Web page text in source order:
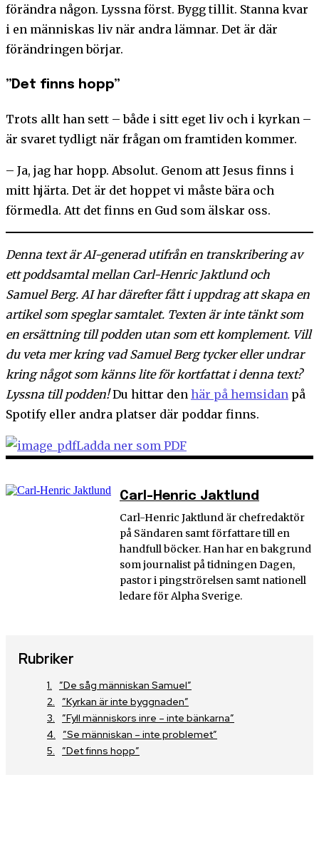
förändra någon. Lyssna först. Bygg tillit. Stanna kvar
i en människas liv när andra lämnar. Det är där
förändringen börjar.
”Det finns hopp”
Trots allt han sett – både i sitt eget liv och i kyrkan –
är svaret tydligt när frågan om framtiden kommer.
– Ja, jag har hopp. Absolut. Genom att Jesus finns i
mitt hjärta. Det är det hoppet vi måste bära och
förmedla. Att det finns en Gud som älskar oss.
Denna text är AI-generad utifrån en transkribering av
ett poddsamtal mellan Carl-Henric Jaktlund och
Samuel Berg. AI har därefter fått i uppdrag att skapa en
artikel som speglar samtalet. Texten är inte tänkt som
en ersättning till podden utan som ett komplement. Vill
du veta mer kring vad Samuel Berg tycker eller undrar
kring något som känns lite för kortfattat i denna text?
Lyssna till podden!Du hittar den här på hemsidan på
Spotify eller andra platser där poddar finns.
Ladda ner som PDF
Carl-Henric Jaktlund
Carl-Henric Jaktlund är chefredaktör
på Sändaren samt författare till en
handfull böcker. Han har en bakgrund
som journalist på tidningen Dagen,
pastor i pingströrelsen samt nationell
ledare för Alpha Sverige.
Rubriker
”De såg människan Samuel”
”Kyrkan är inte byggnaden”
”Fyll människors inre – inte bänkarna”
”Se människan – inte problemet”
”Det finns hopp”